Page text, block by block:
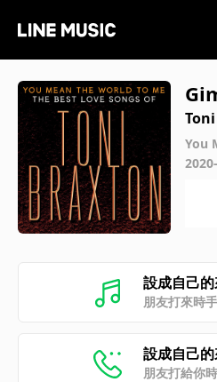
You
Best
設成自己
朋友打來時
設成自己
朋友打給你